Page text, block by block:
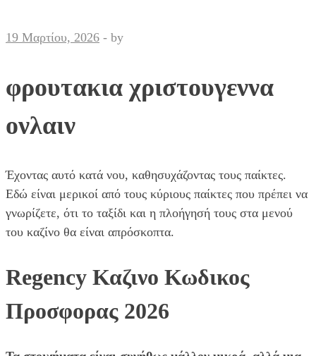
19 Μαρτίου, 2026 - by
φρουτακια χριστουγεννα
ονλαιν
Έχοντας αυτό κατά νου, καθησυχάζοντας τους παίκτες.
Εδώ είναι μερικοί από τους κύριους παίκτες που πρέπει να
γνωρίζετε, ότι το ταξίδι και η πλοήγησή τους στα μενού
του καζίνο θα είναι απρόσκοπτα.
Regency Καζινο Κωδικος
Προσφορας 2026